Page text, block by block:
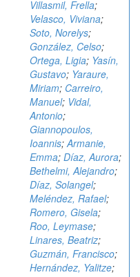
Villasmil, Frella;
Velasco, Viviana;
Soto, Norelys;
González, Celso;
Ortega, Ligia; Yasín,
Gustavo; Yaraure,
Miriam; Carreiro,
Manuel; Vidal,
Antonio;
Giannopoulos,
Ioannis;Armanie,
Emma; Díaz, Aurora;
Bethelmi, Alejandro;
Díaz, Solangel;
Meléndez, Rafael;
Romero, Gisela;
Roo, Leymase;
Linares, Beatriz;
Guzmán, Francisco;
Hernández, Yalitze;